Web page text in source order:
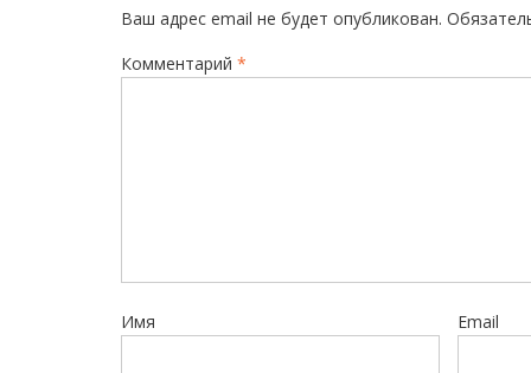
и
г
а
а
Ваш адрес email не будет опубликован.
Комментарий *
Имя Email